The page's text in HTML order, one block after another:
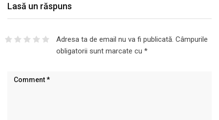
Lasă un răspuns
Adresa ta de email nu va fi publicată. Câmpurile
obligatorii sunt marcate cu *